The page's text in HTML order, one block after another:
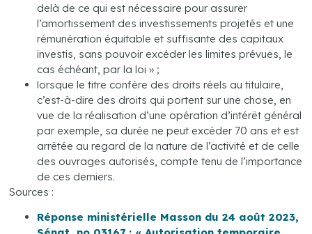
delà de ce qui est nécessaire pour assurer
l’amortissement des investissements projetés et une
rémunération équitable et suffisante des capitaux
investis, sans pouvoir excéder les limites prévues, le
cas échéant, par la loi » ;
lorsque le titre confère des droits réels au titulaire,
c’est-à-dire des droits qui portent sur une chose, en
vue de la réalisation d’une opération d’intérêt général
par exemple, sa durée ne peut excéder 70 ans et est
arrêtée au regard de la nature de l’activité et de celle
des ouvrages autorisés, compte tenu de l’importance
de ces derniers.
Sources :
Réponse ministérielle Masson du 24 août 2023,